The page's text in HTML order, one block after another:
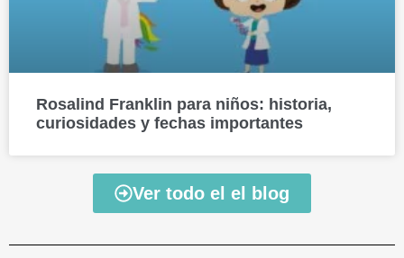
Rosalind Franklin para niños: historia,
curiosidades y fechas importantes
Ver todo el el blog